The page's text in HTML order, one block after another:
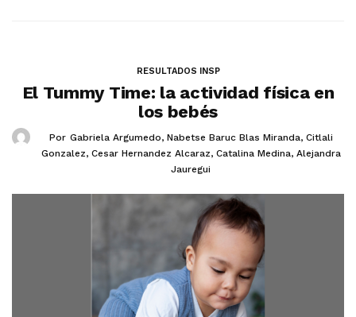
RESULTADOS INSP
El Tummy Time: la actividad física en
los bebés
Por Gabriela Argumedo, Nabetse Baruc Blas Miranda, Citlali
Gonzalez, Cesar Hernandez Alcaraz, Catalina Medina, Alejandra
Jauregui